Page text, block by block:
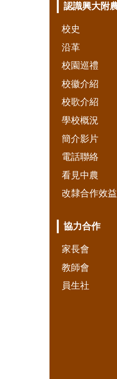
認識興大附
校史
沿革
校園巡禮
校徽介紹
校歌介紹
學校概況
簡介影片
電話聯絡
看見中農
改隸合作效益
協力合作
家長會
教師會
員生社